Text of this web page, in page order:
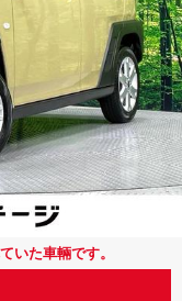
いた車輛です。